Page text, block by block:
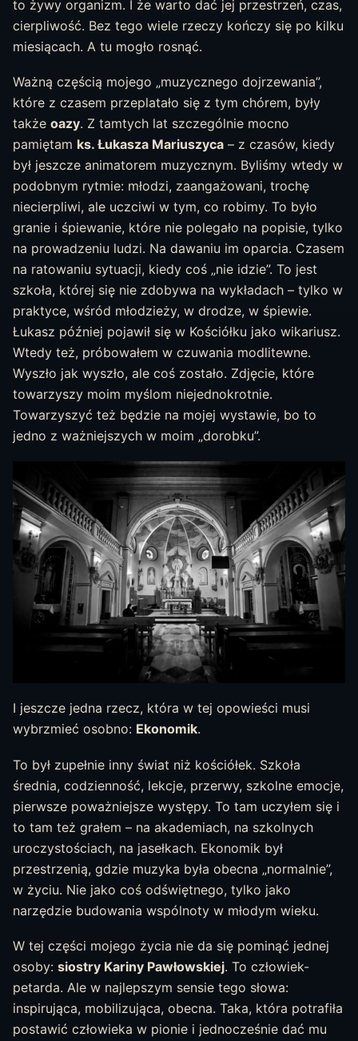
to żywy organizm. I że warto dać jej przestrzeń, czas,
cierpliwość. Bez tego wiele rzeczy kończy się po kilku
miesiącach. A tu mogło rosnąć.
Ważną częścią mojego „muzycznego dojrzewania”,
które z czasem przeplatało się z tym chórem, były
także oazy. Z tamtych lat szczególnie mocno
pamiętam ks. Łukasza Mariuszyca – z czasów, kiedy
był jeszcze animatorem muzycznym. Byliśmy wtedy w
podobnym rytmie: młodzi, zaangażowani, trochę
niecierpliwi, ale uczciwi w tym, co robimy. To było
granie i śpiewanie, które nie polegało na popisie, tylko
na prowadzeniu ludzi. Na dawaniu im oparcia. Czasem
na ratowaniu sytuacji, kiedy coś „nie idzie”. To jest
szkoła, której się nie zdobywa na wykładach – tylko w
praktyce, wśród młodzieży, w drodze, w śpiewie.
Łukasz później pojawił się w Kościółku jako wikariusz.
Wtedy też, próbowałem w czuwania modlitewne.
Wyszło jak wyszło, ale coś zostało. Zdjęcie, które
towarzyszy moim myślom niejednokrotnie.
Towarzyszyć też będzie na mojej wystawie, bo to
jedno z ważniejszych w moim „dorobku”.
I jeszcze jedna rzecz, która w tej opowieści musi
wybrzmieć osobno: Ekonomik.
To był zupełnie inny świat niż kościółek. Szkoła
średnia, codzienność, lekcje, przerwy, szkolne emocje,
pierwsze poważniejsze występy. To tam uczyłem się i
to tam też grałem – na akademiach, na szkolnych
uroczystościach, na jasełkach. Ekonomik był
przestrzenią, gdzie muzyka była obecna „normalnie”,
w życiu. Nie jako coś odświętnego, tylko jako
narzędzie budowania wspólnoty w młodym wieku.
W tej części mojego życia nie da się pominąć jednej
osoby: siostry Kariny Pawłowskiej. To człowiek-
petarda. Ale w najlepszym sensie tego słowa:
inspirująca, mobilizująca, obecna. Taka, która potrafiła
postawić człowieka w pionie i jednocześnie dać mu